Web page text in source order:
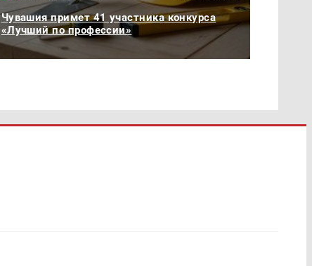
Чувашия примет 41 участника конкурса
«Лучший по профессии»